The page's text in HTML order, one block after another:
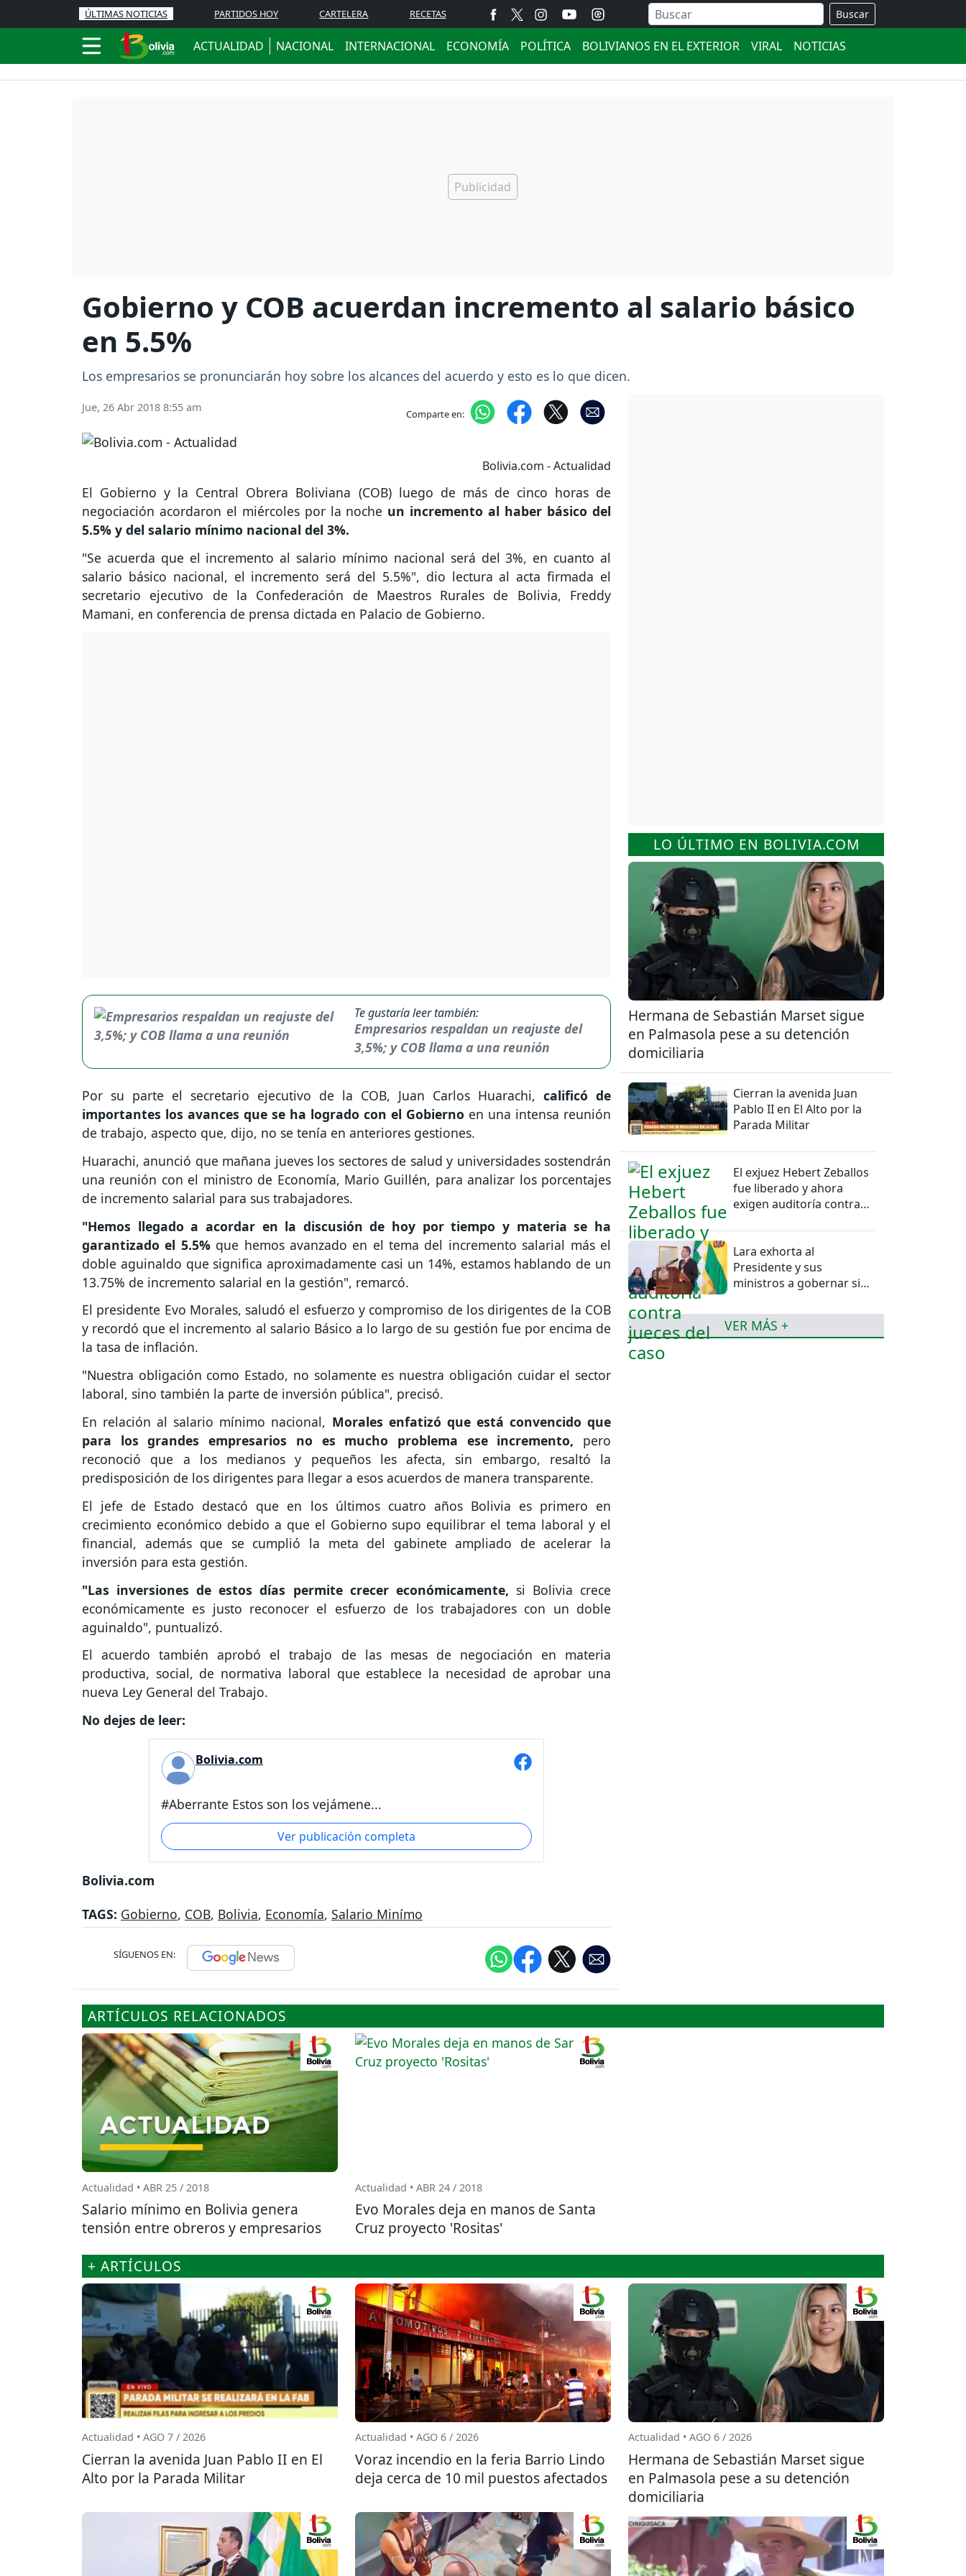
ÚLTIMAS NOTICIAS PARTIDOS HOY CARTELERA RECETAS Buscar
ACTUALIDAD NACIONAL INTERNACIONAL ECONOMÍA POLÍTICA BOLIVIANOS EN EL EXTERIOR VIRAL NOTICIAS
Gobierno y COB acuerdan incremento al salario básico
en 5.5%
Los empresarios se pronunciarán hoy sobre los alcances del acuerdo y esto es lo que dicen.
Jue, 26 Abr 2018 8:55 am Comparte en:
Bolivia.com - Actualidad
El Gobierno y la Central Obrera Boliviana (COB) luego de más de cinco horas de
negociación acordaron el miércoles por la noche un incremento al haber básico del
5.5% y del salario mínimo nacional del 3%.
"Se acuerda que el incremento al salario mínimo nacional será del 3%, en cuanto al
salario básico nacional, el incremento será del 5.5%", dio lectura al acta firmada el
secretario ejecutivo de la Confederación de Maestros Rurales de Bolivia, Freddy
Mamani, en conferencia de prensa dictada en Palacio de Gobierno.
Te gustaría leer también:
Empresarios respaldan un reajuste del
3,5%; y COB llama a una reunión
Por su parte el secretario ejecutivo de la COB, Juan Carlos Huarachi, calificó de
importantes los avances que se ha logrado con el Gobierno en una intensa reunión
de trabajo, aspecto que, dijo, no se tenía en anteriores gestiones.
Huarachi, anunció que mañana jueves los sectores de salud y universidades sostendrán
una reunión con el ministro de Economía, Mario Guillén, para analizar los porcentajes
de incremento salarial para sus trabajadores.
"Hemos llegado a acordar en la discusión de hoy por tiempo y materia se ha
garantizado el 5.5% que hemos avanzado en el tema del incremento salarial más el
doble aguinaldo que significa aproximadamente casi un 14%, estamos hablando de un
13.75% de incremento salarial en la gestión", remarcó.
El presidente Evo Morales, saludó el esfuerzo y compromiso de los dirigentes de la COB
y recordó que el incremento al salario Básico a lo largo de su gestión fue por encima de
la tasa de inflación.
"Nuestra obligación como Estado, no solamente es nuestra obligación cuidar el sector
laboral, sino también la parte de inversión pública", precisó.
En relación al salario mínimo nacional, Morales enfatizó que está convencido que
para los grandes empresarios no es mucho problema ese incremento, pero
reconoció que a los medianos y pequeños les afecta, sin embargo, resaltó la
predisposición de los dirigentes para llegar a esos acuerdos de manera transparente.
El jefe de Estado destacó que en los últimos cuatro años Bolivia es primero en
crecimiento económico debido a que el Gobierno supo equilibrar el tema laboral y el
financial, además que se cumplió la meta del gabinete ampliado de acelerar la
inversión para esta gestión.
"Las inversiones de estos días permite crecer económicamente, si Bolivia crece
económicamente es justo reconocer el esfuerzo de los trabajadores con un doble
aguinaldo", puntualizó.
El acuerdo también aprobó el trabajo de las mesas de negociación en materia
productiva, social, de normativa laboral que establece la necesidad de aprobar una
nueva Ley General del Trabajo.
No dejes de leer:
Bolivia.com
#Aberrante Estos son los vejámene...
Ver publicación completa
Bolivia.com
TAGS: Gobierno, COB, Bolivia, Economía, Salario Minímo
SÍGUENOS EN:
LO ÚLTIMO EN BOLIVIA.COM
Hermana de Sebastián Marset sigue
en Palmasola pese a su detención
domiciliaria
Cierran la avenida Juan
Pablo II en El Alto por la
Parada Militar
El exjuez Hebert Zeballos
fue liberado y ahora
exigen auditoría contra
Lara exhorta al
Presidente y sus
ministros a gobernar sin
VER MÁS +
ARTÍCULOS RELACIONADOS
Actualidad • ABR 25 / 2018
Salario mínimo en Bolivia genera
tensión entre obreros y empresarios
Actualidad • ABR 24 / 2018
Evo Morales deja en manos de Santa
Cruz proyecto 'Rositas'
+ ARTÍCULOS
Actualidad • AGO 7 / 2026
Cierran la avenida Juan Pablo II en El
Alto por la Parada Militar
Actualidad • AGO 6 / 2026
Voraz incendio en la feria Barrio Lindo
deja cerca de 10 mil puestos afectados
Actualidad • AGO 6 / 2026
Hermana de Sebastián Marset sigue
en Palmasola pese a su detención
domiciliaria